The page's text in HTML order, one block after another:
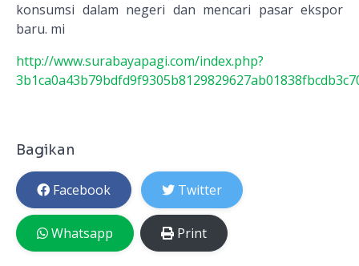
konsumsi dalam negeri dan mencari pasar ekspor
baru. mi
http://www.surabayapagi.com/index.php?
Bagikan
Facebook Twitter
Whatsapp Print